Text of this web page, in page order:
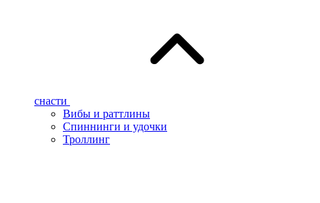
снасти
Вибы и раттлины
Спиннинги и удочки
Троллинг